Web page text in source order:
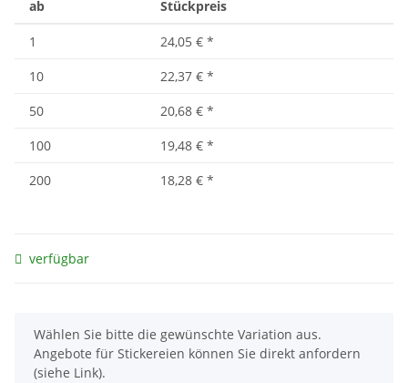
ab Stückpreis
1 24,05 € *
10
22,37 € *
50
20,68 € *
100
19,48 € *
200
18,28 € *
verfügbar
x
Wählen Sie bitte die gewünschte Variation aus.
Angebote für Stickereien können Sie direkt anfordern
(siehe Link).